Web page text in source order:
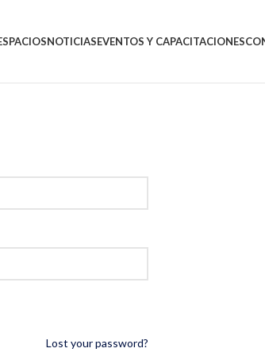
NOTICIASEVENTOS Y CAPACITACIONES
Lost your password?